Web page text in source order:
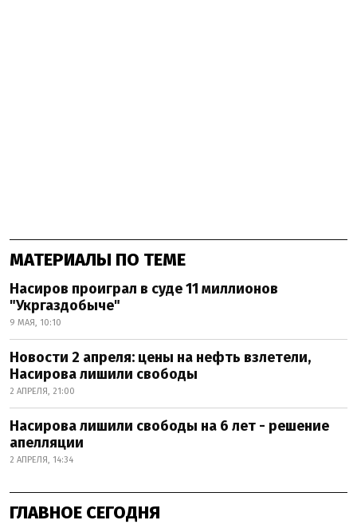
МАТЕРИАЛЫ ПО ТЕМЕ
Насиров проиграл в суде 11 миллионов
"Укргаздобыче"
9 МАЯ, 10:10
Новости 2 апреля: цены на нефть взлетели,
Насирова лишили свободы
2 АПРЕЛЯ, 21:00
Насирова лишили свободы на 6 лет - решение
апелляции
2 АПРЕЛЯ, 14:34
ГЛАВНОЕ СЕГОДНЯ